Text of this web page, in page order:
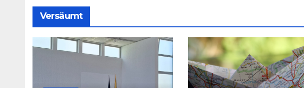
Versäumt